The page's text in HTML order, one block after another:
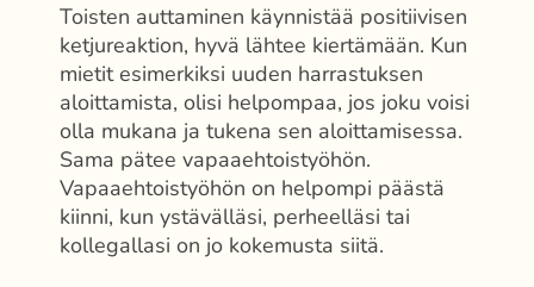
Toisten auttaminen käynnistää positiivisen
ketjureaktion, hyvä lähtee kiertämään. Kun
mietit esimerkiksi uuden harrastuksen
aloittamista, olisi helpompaa, jos joku voisi
olla mukana ja tukena sen aloittamisessa.
Sama pätee vapaaehtoistyöhön.
Vapaaehtoistyöhön on helpompi päästä
kiinni, kun ystävälläsi, perheelläsi tai
kollegallasi on jo kokemusta siitä.